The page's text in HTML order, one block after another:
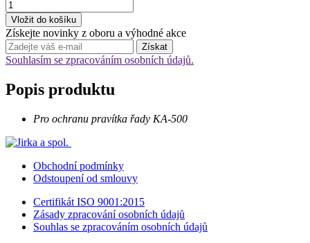
Získejte novinky z oboru a výhodné akce
Souhlasím se zpracováním osobních údajů.
Popis produktu
Pro ochranu pravítka řady KA-500
Obchodní podmínky
Odstoupení od smlouvy
Certifikát ISO 9001:2015
Zásady zpracování osobních údajů
Souhlas se zpracováním osobních údajů